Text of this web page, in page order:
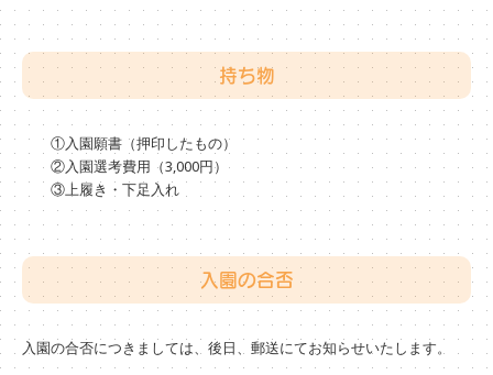
持ち物
①入園願書（押印したもの）
②入園選考費用（3,000円）
③上履き・下足入れ
入園の合否
入園の合否につきましては、後日、郵送にてお知らせいたします。